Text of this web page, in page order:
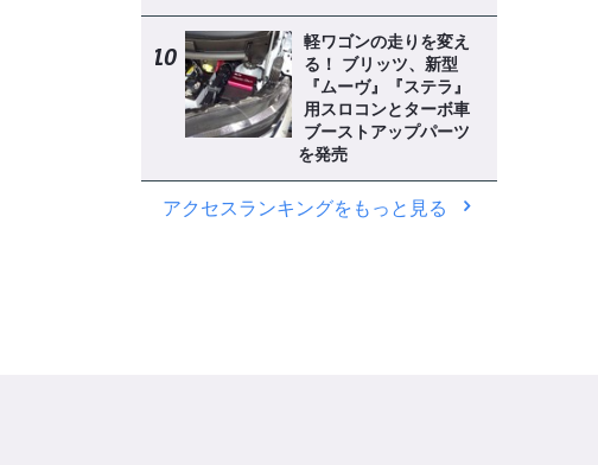
軽ワゴンの走りを変え
る！ ブリッツ、新型
『ムーヴ』『ステラ』
用スロコンとターボ車
ブーストアップパーツ
を発売
アクセスランキングをもっと見る